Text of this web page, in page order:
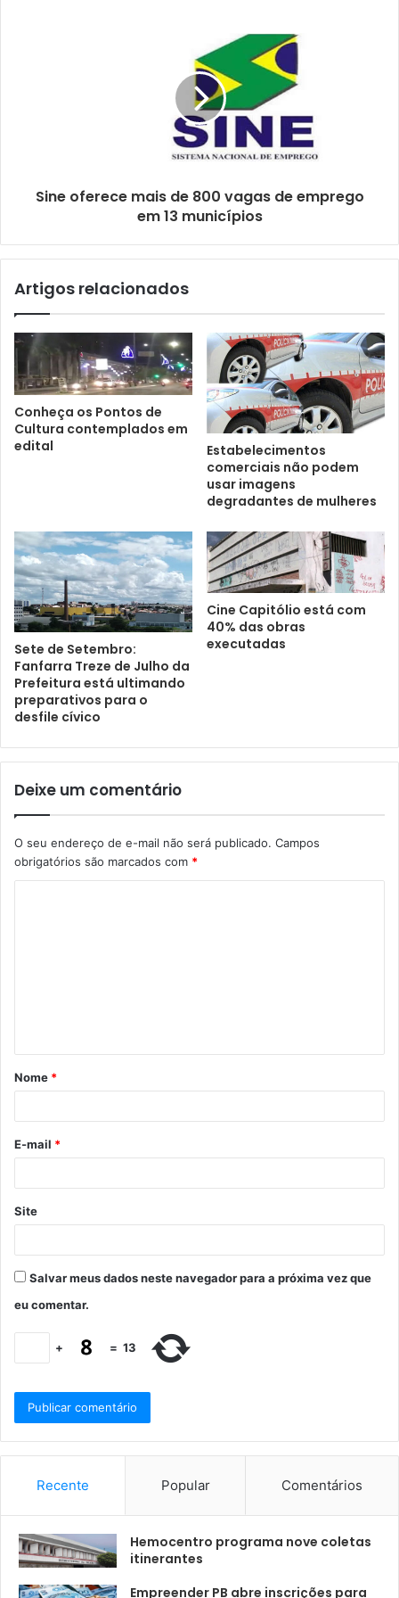
Sine oferece mais de 800 vagas de emprego
em 13 municípios
Artigos relacionados
Conheça os Pontos de
Cultura contemplados em
edital
Estabelecimentos
comerciais não podem
usar imagens
degradantes de mulheres
Sete de Setembro:
Fanfarra Treze de Julho da
Prefeitura está ultimando
preparativos para o
desfile cívico
Cine Capitólio está com
40% das obras
executadas
Deixe um comentário
O seu endereço de e-mail não será publicado. Campos
obrigatórios são marcados com *
Nome *
E-mail *
Site
Salvar meus dados neste navegador para a próxima vez que
eu comentar.
+ = 13
Recente Popular Comentários
Hemocentro programa nove coletas
itinerantes
Empreender PB abre inscrições para